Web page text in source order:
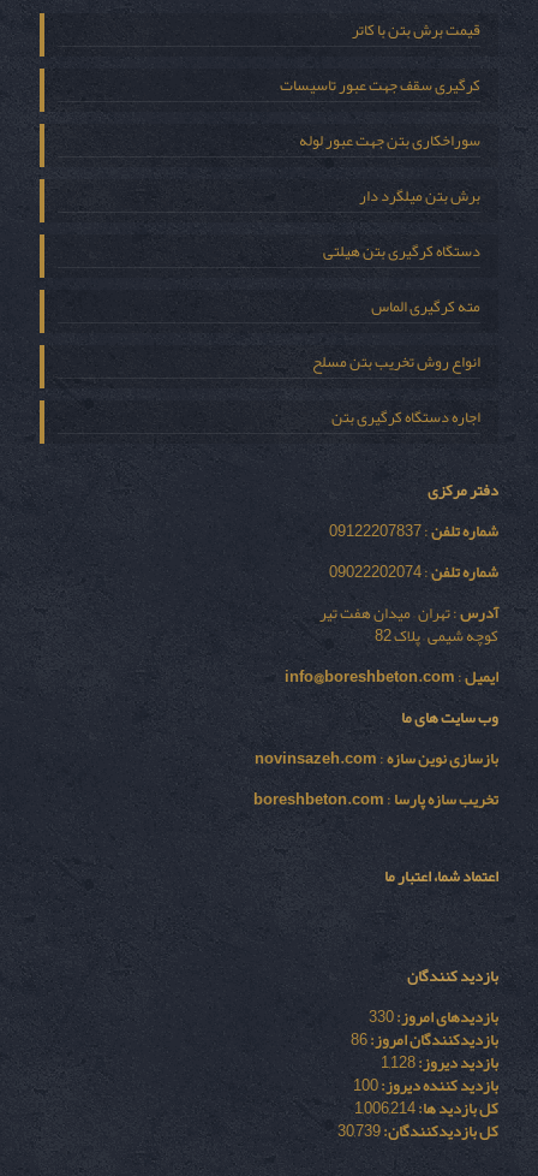
قیمت برش بتن با کاتر
کرگیری سقف جهت عبور تاسیسات
سوراخکاری بتن جهت عبور لوله
برش بتن میلگرد دار
دستگاه کرگیری بتن هیلتی
مته کرگیری الماس
انواع روش تخریب بتن مسلح
اجاره دستگاه کرگیری بتن
دفتر مرکزی
شماره تلفن: 09122207837
شماره تلفن: 09022202074
آدرس: تهران – میدان هفت تیر
کوچه شیمی – پلاک 82
ایمیل:
info@boreshbeton.com
وب سایت های ما
بازسازی نوين سازه:
novinsazeh.com
تخریب سازه پارسا:
boreshbeton.com
اعتماد شما، اعتبار ما
بازدید کنندگان
بازدیدهای امروز:330
بازدیدکنندگان امروز:86
بازدید دیروز:1,128
بازدید کننده دیروز:100
کل بازدید ها:1,006,214
کل بازدیدکنند‌گان:30,739